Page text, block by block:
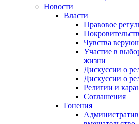
Новости
Власти
Правовое
Чувства
Участие в
жизни
Дискуссии о
Дискуссии о
Религии и
Соглашения
Гонения